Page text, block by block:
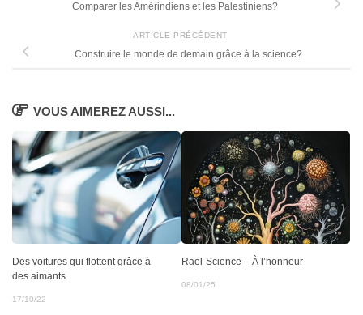
Comparer les Amérindiens et les Palestiniens?
ARTICLE PRÉCÉDENT
Construire le monde de demain grâce à la science?
VOUS AIMEREZ AUSSI...
Des voitures qui flottent grâce à
des aimants
17/10/22
Raël-Science – À l’honneur
08/01/25